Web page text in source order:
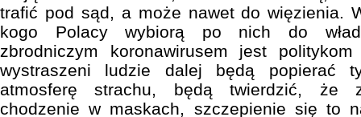
trafić pod sąd, a może nawet do więzienia.
kogo Polacy wybiorą po nich do
zbrodniczym koronawirusem jest
wystraszeni ludzie dalej będą popierać
atmosferę strachu, będą twierdzić, że
chodzenie w maskach, szczepienie się to